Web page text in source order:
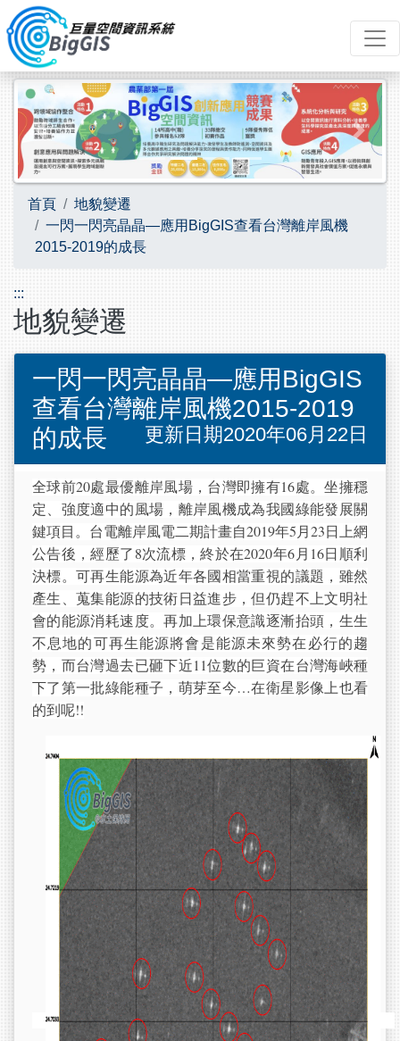
跳到主要內容
Previous Next
首頁
地貌變遷
一閃一閃亮晶晶—應用BigGIS查看台灣離岸風機
2015-2019的成長
:::
地貌變遷
一閃一閃亮晶晶—應用BigGIS
查看台灣離岸風機2015-2019
的成長
更新日期2020年06月22日
全球前20處最優離岸風場，台灣即擁有16處。坐擁穩
定、強度適中的風場，離岸風機成為我國綠能發展關
鍵項目。台電離岸風電二期計畫自2019年5月23日上網
公告後，經歷了8次流標，終於在2020年6月16日順利
決標。可再生能源為近年各國相當重視的議題，雖然
產生、蒐集能源的技術日益進步，但仍趕不上文明社
會的能源消耗速度。再加上環保意識逐漸抬頭，生生
不息地的可再生能源將會是能源未來勢在必行的趨
勢，而台灣過去已砸下近11位數的巨資在台灣海峽種
下了第一批綠能種子，萌芽至今…在衛星影像上也看
的到呢!!